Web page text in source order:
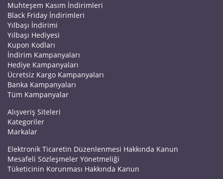
Muhteşem Kasım İndirimleri
Black Friday İndirimleri
Yılbaşı İndirimi
Yılbaşı Hediyesi
Kupon Kodları
İndirim Kampanyaları
Hediye Kampanyaları
Ücretsiz Kargo Kampanyaları
Banka Kampanyaları
Tüm Kampanyalar
Alışveriş Siteleri
Kategoriler
Markalar
Elektronik Ticaretin Düzenlenmesi Hakkında Kanun
Mesafeli Sözleşmeler Yönetmeliği
Tüketicinin Korunması Hakkında Kanun